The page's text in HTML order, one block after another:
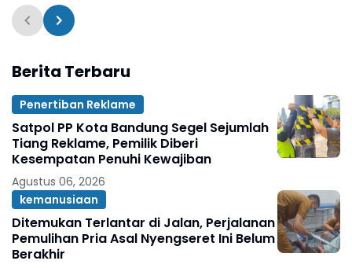
Berita Terbaru
Penertiban Reklame
Satpol PP Kota Bandung Segel Sejumlah
Tiang Reklame, Pemilik Diberi
Kesempatan Penuhi Kewajiban
Agustus 06, 2026
kemanusiaan
Ditemukan Terlantar di Jalan, Perjalanan
Pemulihan Pria Asal Nyengseret Ini Belum
Berakhir